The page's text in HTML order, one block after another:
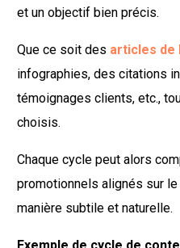
et un objectif bien précis.
Que ce soit des articles de
infographies, des citations
témoignages clients, etc.,
choisis.
Chaque cycle peut alors
promotionnels alignés sur
manière subtile et naturelle.